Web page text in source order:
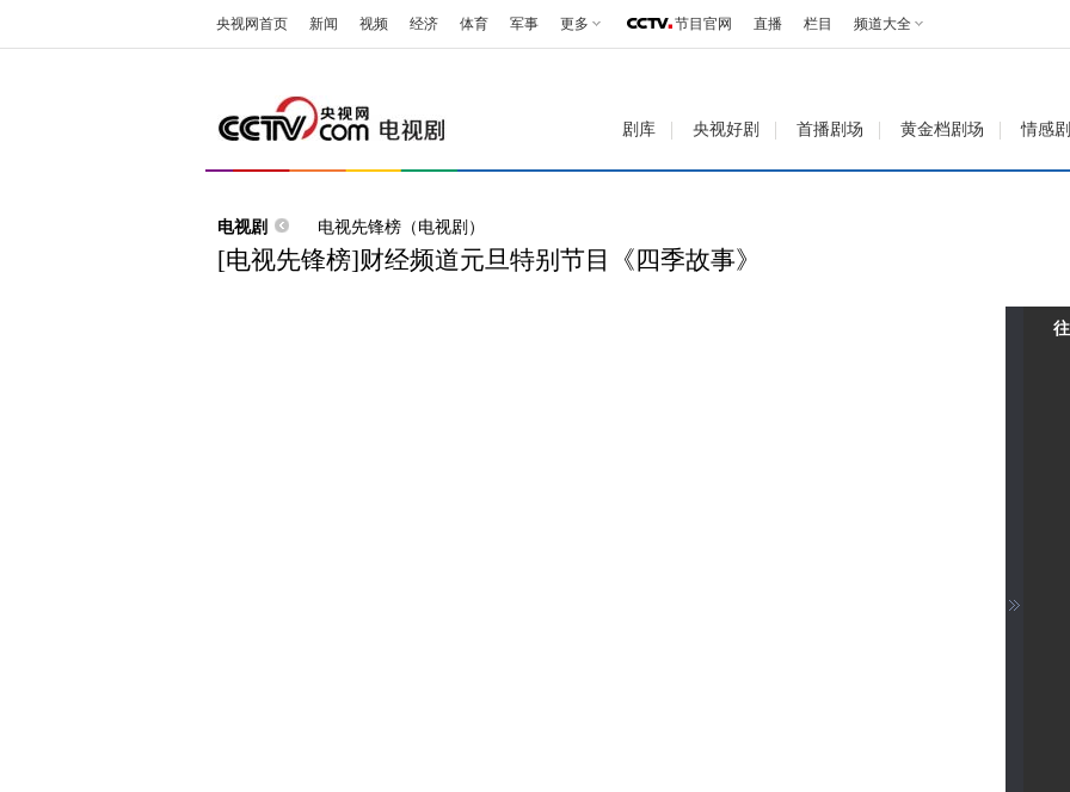
央视网首页 新闻 视频 经济 体育 军事 更多 节目官网 直播 栏目 频道大全
剧库 央视好剧 首播剧场 黄金档剧场 情感
电视剧 电视先锋榜（电视剧）
[电视先锋榜]财经频道元旦特别节目《四季故事》